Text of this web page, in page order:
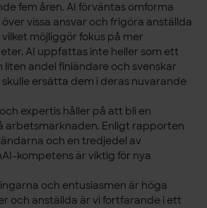
fem åren. AI förväntas omforma
vissa ansvar och frigöra anställda
möjliggör fokus på mer
AI uppfattas inte heller som ett
andel finländare och svenskar
ersätta dem i deras nuvarande
expertis håller på att bli en
arbetsmarknaden. Enligt rapporten
och en tredjedel av
kompetens är viktig för nya
och entusiasmen är höga
och anställda är vi fortfarande i ett